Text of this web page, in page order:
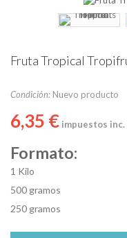
Fruta Tropical
Condición: Nuevo producto
6,35 € impuestos inc.
Formato:
1 Kilo
500 gramos
250 gramos